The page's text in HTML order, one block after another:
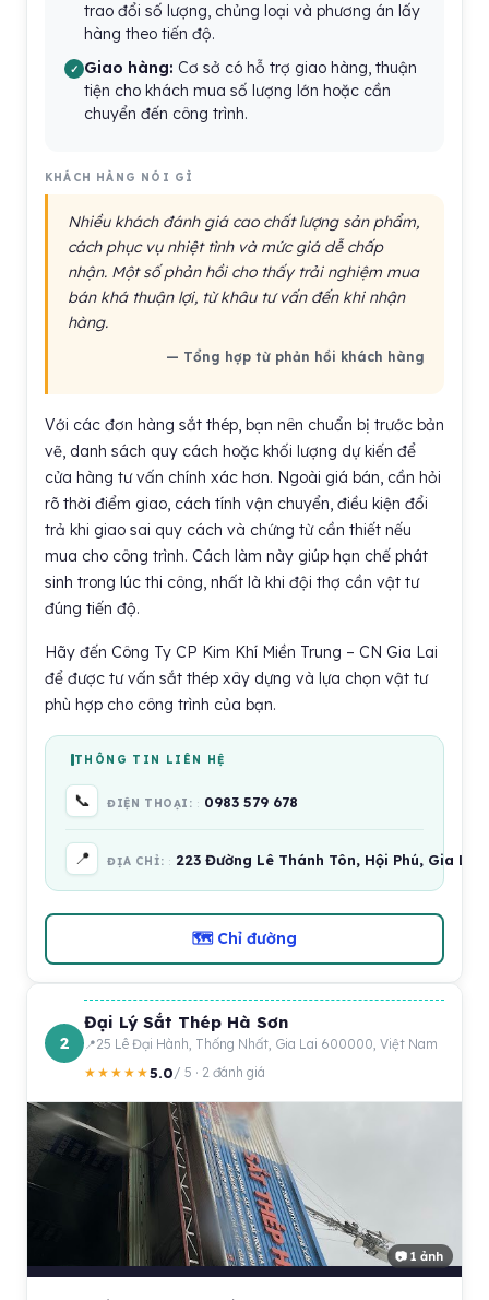
trao đổi số lượng, chủng loại và phương án lấy
hàng theo tiến độ.
Giao hàng: Cơ sở có hỗ trợ giao hàng, thuận
tiện cho khách mua số lượng lớn hoặc cần
chuyển đến công trình.
KHÁCH HÀNG NÓI GÌ
Nhiều khách đánh giá cao chất lượng sản phẩm,
cách phục vụ nhiệt tình và mức giá dễ chấp
nhận. Một số phản hồi cho thấy trải nghiệm mua
bán khá thuận lợi, từ khâu tư vấn đến khi nhận
hàng.
— Tổng hợp từ phản hồi khách hàng
Với các đơn hàng sắt thép, bạn nên chuẩn bị trước bản
vẽ, danh sách quy cách hoặc khối lượng dự kiến để
cửa hàng tư vấn chính xác hơn. Ngoài giá bán, cần hỏi
rõ thời điểm giao, cách tính vận chuyển, điều kiện đổi
trả khi giao sai quy cách và chứng từ cần thiết nếu
mua cho công trình. Cách làm này giúp hạn chế phát
sinh trong lúc thi công, nhất là khi đội thợ cần vật tư
đúng tiến độ.
Hãy đến Công Ty CP Kim Khí Miền Trung – CN Gia Lai
để được tư vấn sắt thép xây dựng và lựa chọn vật tư
phù hợp cho công trình của bạn.
THÔNG TIN LIÊN HỆ
📞 ĐIỆN THOẠI: 0983 579 678
📍 ĐỊA CHỈ: 223 Đường Lê Thánh Tôn, Hội Phú, Gia
🗺 Chỉ đường
2
Đại Lý Sắt Thép Hà Sơn
25 Lê Đại Hành, Thống Nhất, Gia Lai 600000, Việt Nam
★★★★★5.0/ 5 · 2 đánh giá
📷 1 ảnh